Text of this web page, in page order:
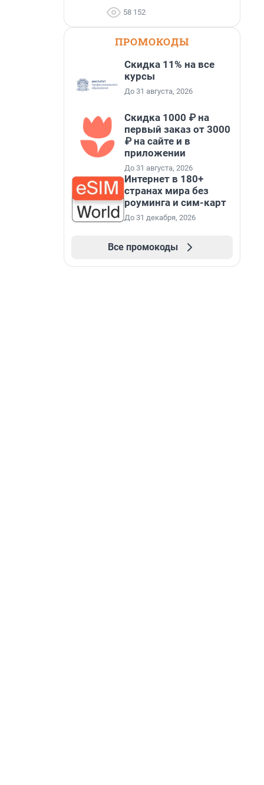
58 152
ПРОМОКОДЫ
Скидка 11% на все
курсы
До 31 августа, 2026
Скидка 1000 ₽ на
первый заказ от 3000
₽ на сайте и в
приложении
До 31 августа, 2026
Интернет в 180+
странах мира без
роуминга и сим-карт
До 31 декабря, 2026
Все промокоды